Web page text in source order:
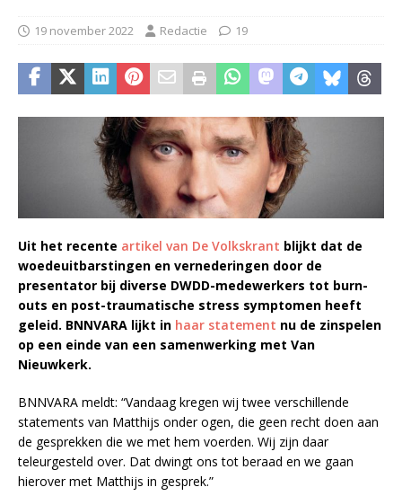
19 november 2022 Redactie 19
Uit het recente artikel van De Volkskrant blijkt dat de
woedeuitbarstingen en vernederingen door de
presentator bij diverse DWDD-medewerkers tot burn-
outs en post-traumatische stress symptomen heeft
geleid. BNNVARA lijkt in haar statement nu de zinspelen
op een einde van een samenwerking met Van
Nieuwkerk.
BNNVARA meldt: “Vandaag kregen wij twee verschillende
statements van Matthijs onder ogen, die geen recht doen aan
de gesprekken die we met hem voerden. Wij zijn daar
teleurgesteld over. Dat dwingt ons tot beraad en we gaan
hierover met Matthijs in gesprek.”